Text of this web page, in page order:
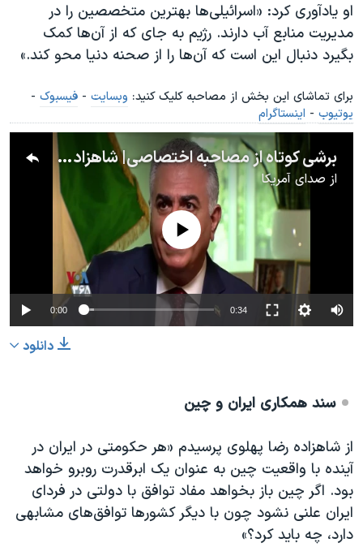
او یادآوری کرد: «اسرائیلی‌ها بهترین متخصصین را در
مدیریت منابع آب دارند. رژیم به جای که از آن‌ها کمک
بگیرد دنبال این است که آن‌ها را از صحنه دنیا محو کند.»
برای تماشای این بخش از مصاحبه کلیک کنید: وبسایت - فیسبوک -
یوتیوب - اینستاگرام
برشی کوتاه از مصاحبه اختصاصی| شاهزاده رضا پهلوی و آینده ایران و اسرائیل بدون جمهوری اسلامی
از صدای آمریکا
No media source currently available
0:00 0:34
دانلود
سند همکاری ایران و چین
از شاهزاده رضا پهلوی پرسیدم «هر حکومتی در ایران در
آینده با واقعیت چین به عنوان یک ابرقدرت روبرو‌ خواهد
بود. اگر چین باز بخواهد مفاد توافق با دولتی در فردای
ایران علنی نشود چون با دیگر کشورها توافق‌های مشابهی
دارد، چه باید کرد؟»